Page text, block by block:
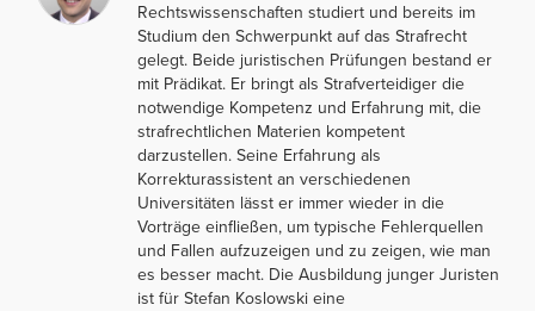
Rechtswissenschaften studiert und bereits im
Studium den Schwerpunkt auf das Strafrecht
gelegt. Beide juristischen Prüfungen bestand er
mit Prädikat. Er bringt als Strafverteidiger die
notwendige Kompetenz und Erfahrung mit, die
strafrechtlichen Materien kompetent
darzustellen. Seine Erfahrung als
Korrekturassistent an verschiedenen
Universitäten lässt er immer wieder in die
Vorträge einfließen, um typische Fehlerquellen
und Fallen aufzuzeigen und zu zeigen, wie man
es besser macht. Die Ausbildung junger Juristen
ist für Stefan Koslowski eine